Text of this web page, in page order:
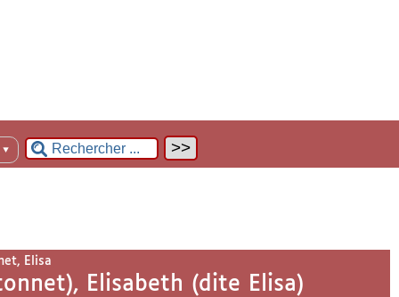
▼
Elisa
Elisabeth (dite Elisa)